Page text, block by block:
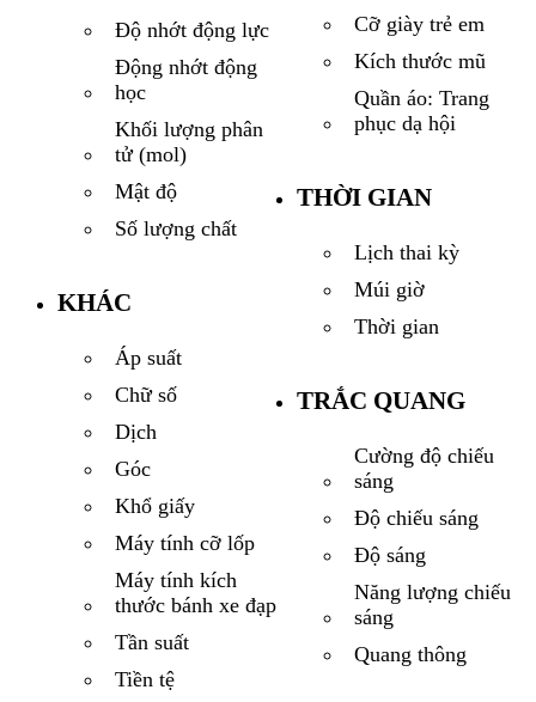
Độ nhớt động lực
Động nhớt động
học
Khối lượng phân
tử (mol)
Mật độ
Số lượng chất
KHÁC
Áp suất
Chữ số
Dịch
Góc
Khổ giấy
Máy tính cỡ lốp
Máy tính kích
thước bánh xe đạp
Tần suất
Tiền tệ
Cỡ giày trẻ em
Kích thước mũ
Quần áo: Trang
phục dạ hội
THỜI GIAN
Lịch thai kỳ
Múi giờ
Thời gian
TRẮC QUANG
Cường độ chiếu
sáng
Độ chiếu sáng
Độ sáng
Năng lượng chiếu
sáng
Quang thông